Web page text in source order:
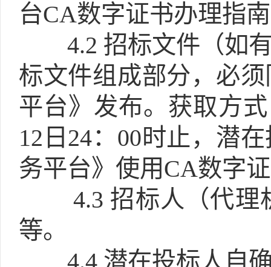
台CA数字证书办理指
4.2 招标文件（如
标文件组成部分，必
平台》发布。获取方式
12日24：00时止，潜
务平台》使用CA数字
4.3 招标人（代理
等。
4.4 潜在投标人自